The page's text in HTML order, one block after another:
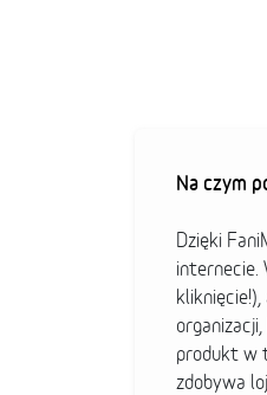
Na czym
Dzięki
internecie.
produkt w
zdobywa